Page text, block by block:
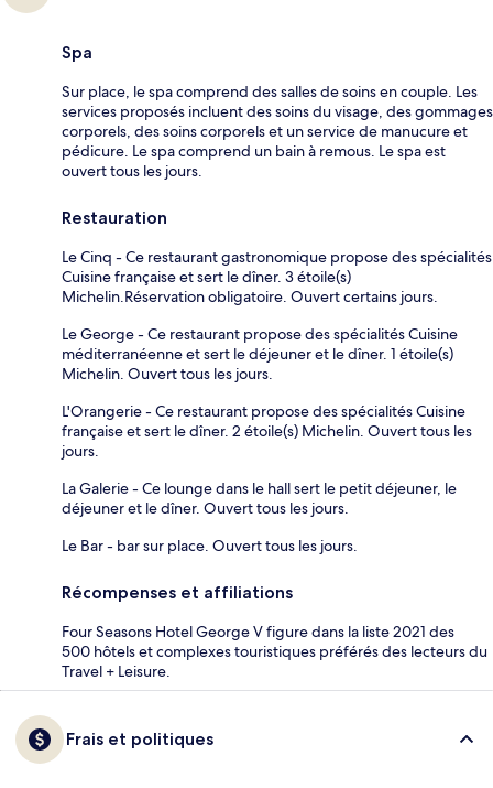
Spa
Sur place, le spa comprend des salles de soins en couple. Les
services proposés incluent des soins du visage, des gommages
corporels, des soins corporels et un service de manucure et
pédicure. Le spa comprend un bain à remous. Le spa est
ouvert tous les jours.
Restauration
Le Cinq - Ce restaurant gastronomique propose des spécialités
Cuisine française et sert le dîner. 3 étoile(s)
Michelin.Réservation obligatoire. Ouvert certains jours.
Le George - Ce restaurant propose des spécialités Cuisine
méditerranéenne et sert le déjeuner et le dîner. 1 étoile(s)
Michelin. Ouvert tous les jours.
L'Orangerie - Ce restaurant propose des spécialités Cuisine
française et sert le dîner. 2 étoile(s) Michelin. Ouvert tous les
jours.
La Galerie - Ce lounge dans le hall sert le petit déjeuner, le
déjeuner et le dîner. Ouvert tous les jours.
Le Bar - bar sur place. Ouvert tous les jours.
Récompenses et affiliations
Four Seasons Hotel George V figure dans la liste 2021 des
500 hôtels et complexes touristiques préférés des lecteurs du
Travel + Leisure.
Frais et politiques